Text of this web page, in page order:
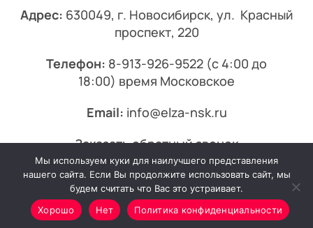
Адрес: 630049, г. Новосибирск, ул. Красный
проспект, 220
Телефон: 8-913-926-9522 (с 4:00 до
18:00) время Московское
Email: info@elza-nsk.ru
Заказать обратный звонок
© 2013-2026 Эльза.
Мы используем куки для наилучшего представления
нашего сайта. Если Вы продолжите использовать сайт, мы
будем считать что Вас это устраивает.
Хорошо
Нет Политика конфиденциальности
Минимальный заказ от 7000₽